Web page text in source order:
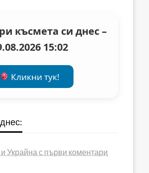
късмета си днес –
15:02
Кликни тук!
Украйна с първи коментари